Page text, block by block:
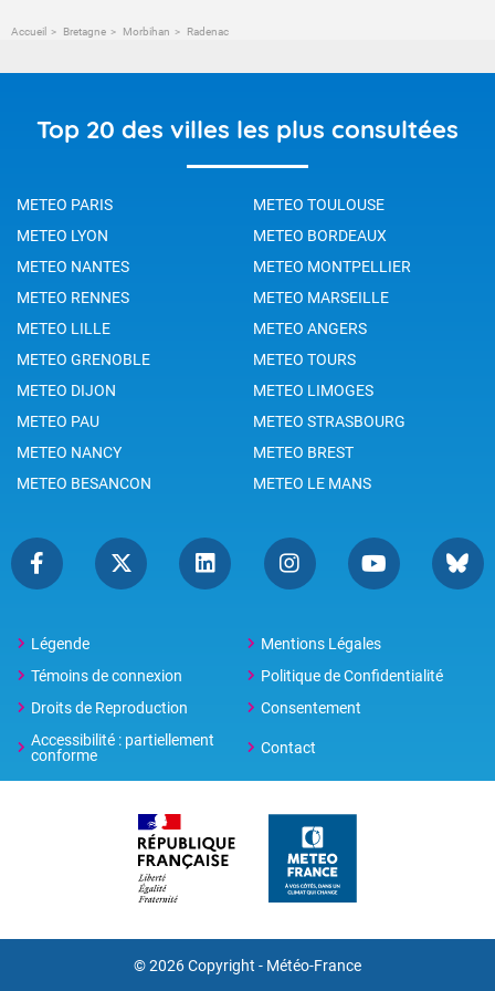
Accueil Bretagne Morbihan Radenac
Top 20 des villes les plus consultées
METEO PARIS
METEO TOULOUSE
METEO LYON
METEO BORDEAUX
METEO NANTES
METEO MONTPELLIER
METEO RENNES
METEO MARSEILLE
METEO LILLE
METEO ANGERS
METEO GRENOBLE
METEO TOURS
METEO DIJON
METEO LIMOGES
METEO PAU
METEO STRASBOURG
METEO NANCY
METEO BREST
METEO BESANCON
METEO LE MANS
Légende
Mentions Légales
Témoins de connexion
Politique de Confidentialité
Droits de Reproduction
Consentement
Accessibilité : partiellement
conforme
Contact
© 2026 Copyright - Météo-France